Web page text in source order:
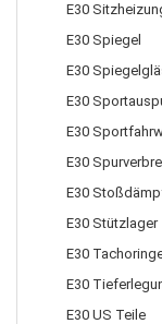
E30
E30 Spiegel
E30
E30
E30
E30
E30
E30 Stützlager
E30
E30
E30 US Teile